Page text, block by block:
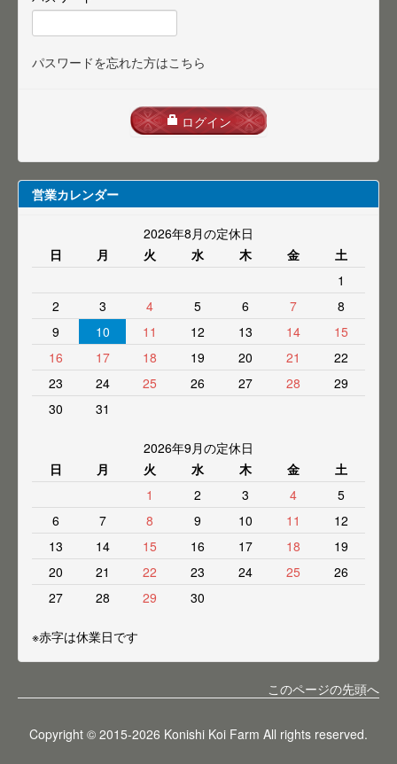
パスワードを忘れた方はこちら
ログイン
営業カレンダー
2026年8月の定休日
日
月 火 水 木 金
土
1
2
3 4 5 6 7
8
9
10 11 12 13 14
15
16
17 18 19 20 21
22
23
24 25 26 27 28
29
30
31
2026年9月の定休日
日
月 火 水 木 金
土
1
2 3 4
5
6
7 8 9 10 11
12
13
14 15 16 17 18
19
20
21 22 23 24 25
26
27
28 29 30
※赤字は休業日です
このページの先頭へ
Copyright © 2015-2026 Konishi Koi Farm All rights reserved.